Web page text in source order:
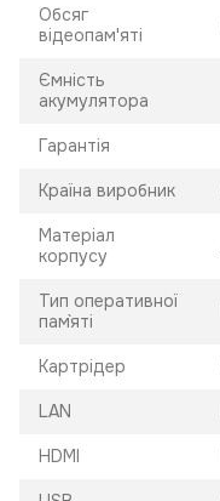
Обсяг
відеопам'яті
Ємність
акумулятора
Гарантія
Країна виробник
Матеріал
корпусу
Тип оперативної
пам`яті
Картрідер
LAN
HDMI